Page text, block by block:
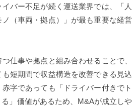
バー不足が続く運送業界では、「人
ノ（車両・拠点）」が最も重要な経営
仕事や拠点と組み合わせることで、
短期間で収益構造を改善できる見込
字であっても「ドライバー付きでト
」価値があるため、M&Aが成立しや